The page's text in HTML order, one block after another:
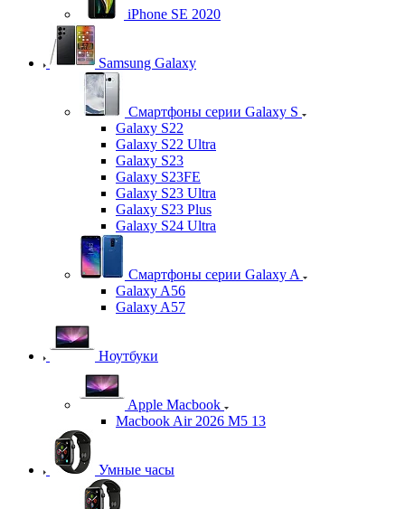
iPhone SE 2020
Samsung Galaxy
Смартфоны серии Galaxy S
Galaxy S22
Galaxy S22 Ultra
Galaxy S23
Galaxy S23FE
Galaxy S23 Ultra
Galaxy S23 Plus
Galaxy S24 Ultra
Смартфоны серии Galaxy A
Galaxy A56
Galaxy A57
Ноутбуки
Apple Macbook
Macbook Air 2026 M5 13
Умные часы